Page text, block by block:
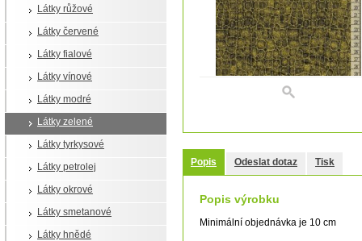
Látky růžové
Látky červené
Látky fialové
Látky vínové
Látky modré
Látky zelené
Látky tyrkysové
Látky petrolej
Látky okrové
Látky smetanové
Látky hnědé
Popis Odeslat dotaz Tisk
Popis výrobku
Minimální objednávka je 10 cm